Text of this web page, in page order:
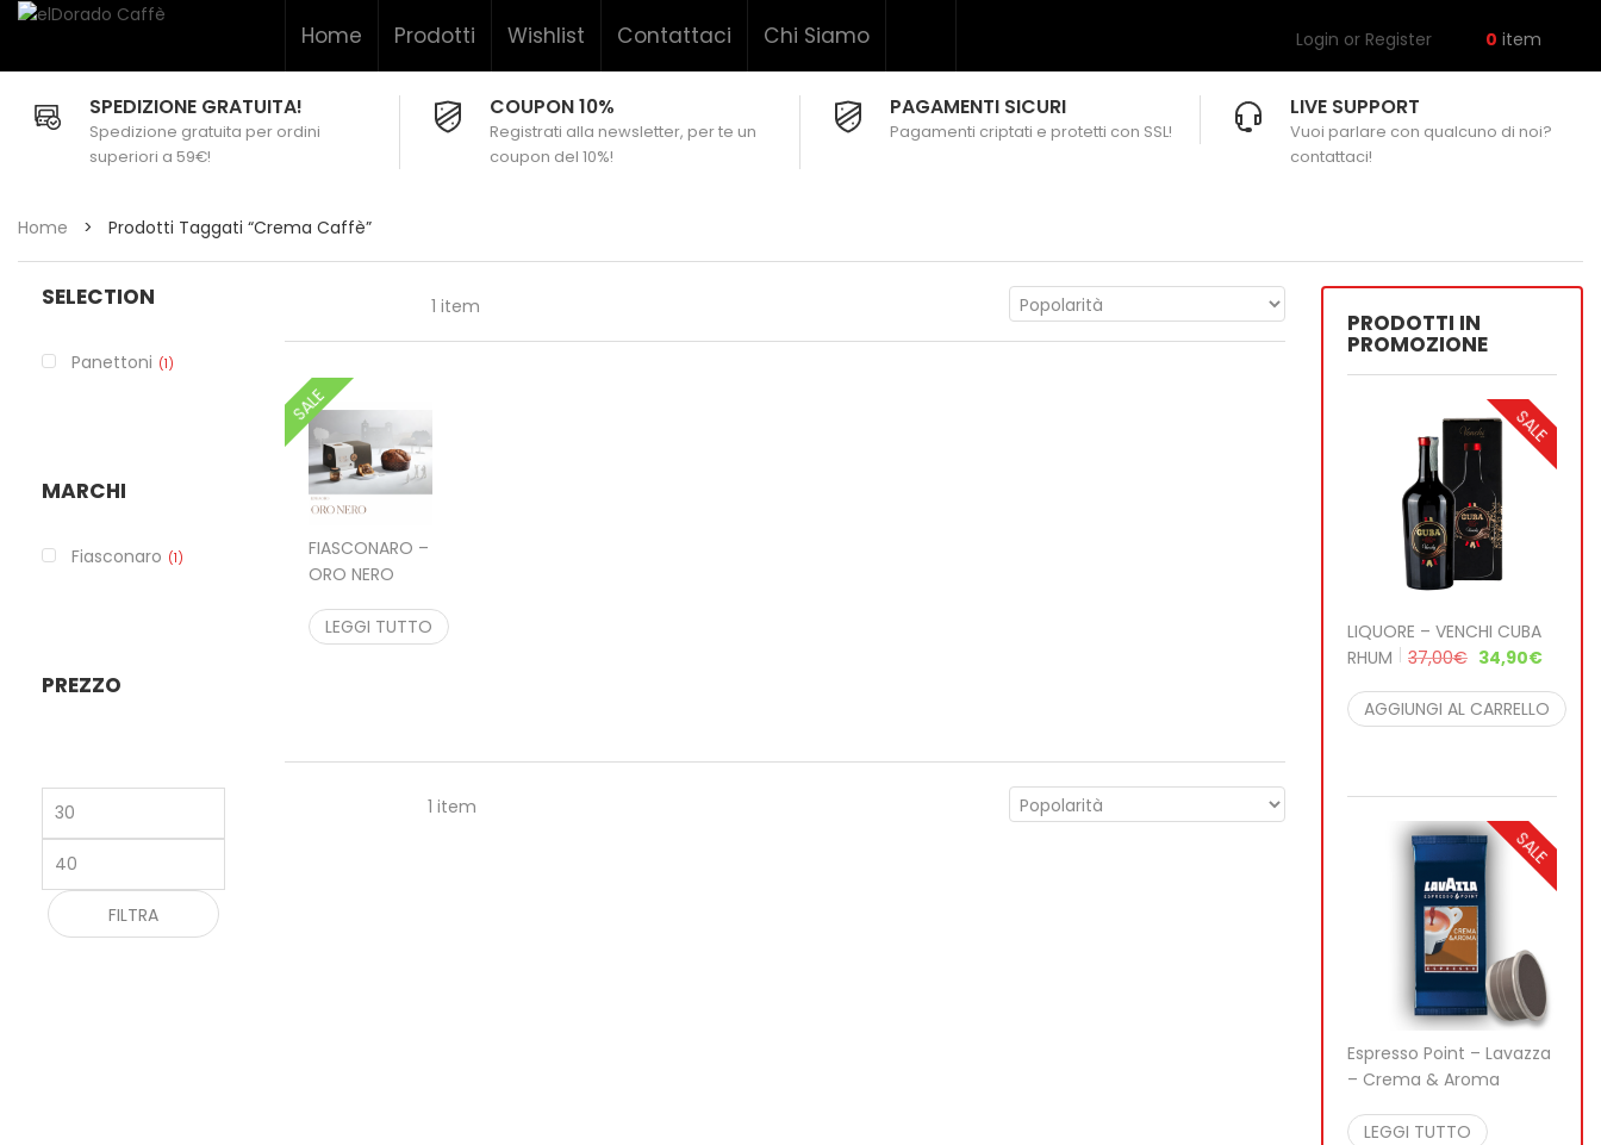
Home Prodotti Wishlist Contattaci Chi Siamo Login or Register 0 item
SPEDIZIONE GRATUITA!
Spedizione gratuita per ordini
superiori a 59€!
COUPON 10%
Registrati alla newsletter, per te un
coupon del 10%!
PAGAMENTI SICURI
Pagamenti criptati e protetti con SSL!
LIVE SUPPORT
Vuoi parlare con qualcuno di noi?
contattaci!
Home > Prodotti Taggati “crema Caffè”
SELECTION
Panettoni 1
MARCHI
Fiasconaro 1
PREZZO
Prezzo
Prezzo
FILTRA
1 item
SALE
FIASCONARO –
ORO NERO
LEGGI TUTTO
1 item
PRODOTTI IN
PROMOZIONE
SALE
LIQUORE – VENCHI CUBA
RHUM
37,00€ 34,90€
AGGIUNGI AL CARRELLO
SALE
Espresso Point – Lavazza
– Crema & Aroma
100 pcs
LEGGI TUTTO